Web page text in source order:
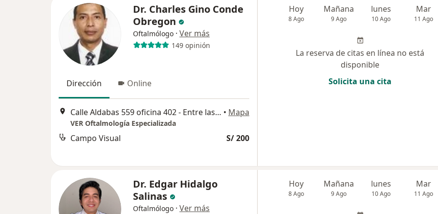
Dr. Charles Gino Conde
Obregon
Oftalmólogo · Ver más
149 opinión
Dirección Online
Calle Aldabas 559 oficina 402 - Entre las cuadras 51 y 52 de Avenida Benavides. - Santiago de Surco, Surco • Mapa
VER Oftalmología Especializada
Campo Visual S/ 200
Hoy
8 Ago
Mañana
9 Ago
lunes
10 Ago
Mar
11 Ago
La reserva de citas en línea no está
disponible
Solicita una cita
Dr. Edgar Hidalgo
Salinas
Oftalmólogo · Ver más
Hoy
8 Ago
Mañana
9 Ago
lunes
10 Ago
Mar
11 Ago